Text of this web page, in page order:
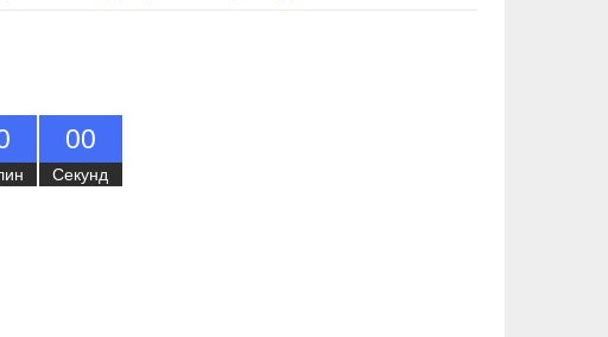
00
Секунд